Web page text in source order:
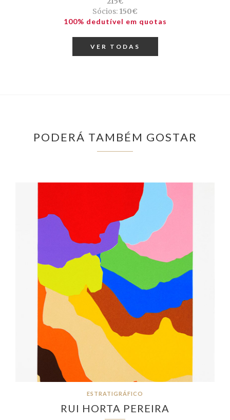
Sócios: 150€
100% dedutível em quotas
VER TODAS
PODERÁ TAMBÉM GOSTAR
ESTRATIGRÁFICO
RUI HORTA PEREIRA